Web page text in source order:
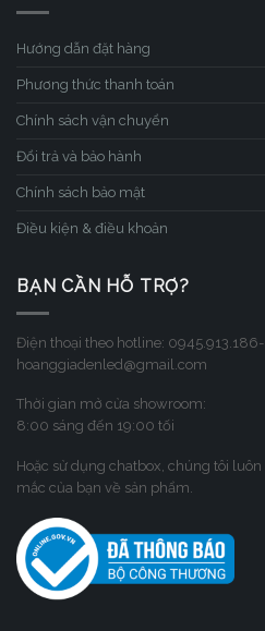
Hướng dẫn đặt hàng
Phương thức thanh toán
Chính sách vận chuyển
Đổi trả và bảo hành
Chính sách bảo mật
Điều kiện & điều khoản
BẠN CẦN HỖ TRỢ?
Điện thoại theo hotline:
hoanggiadenled@gmail.com
Thời gian mở cửa showroom:
8:00 sáng đến 19:00 tối
Hoặc sử dụng chatbox, chúng tôi
mắc của bạn về sản phẩm.